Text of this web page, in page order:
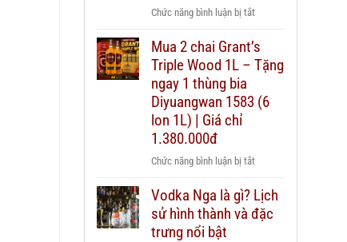
quà
biếu?
thật
–
hướng
chi
Chức năng bình luận bị tắtở
nên
mua
Chivas
25
duty
hay
mua
Mua 2 chai Grant’s
Triple Wood 1L – Tặng
ngay 1 thùng bia
Diyuangwan 1583 (6
lon 1L) | Giá chỉ
1.380.000đ
Chức năng bình luận bị tắtở
2
chai
Vodka Nga là gì? Lịch
sử hình thành và đặc
trưng nổi bật